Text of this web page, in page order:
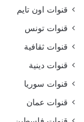
قنوات اون تايم
قنوات تونس
قنوات ثقافية
قنوات دينية
قنوات سوريا
قنوات عمان